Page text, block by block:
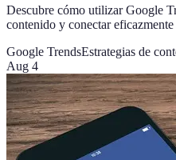
Descubre cómo utilizar Google
contenido y conectar
Google TrendsEstrategias de
Aug 4